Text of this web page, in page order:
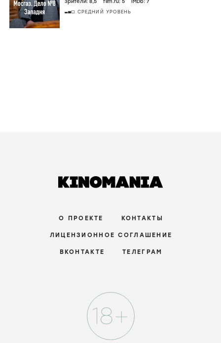
СРЕДНИЙ УРОВЕНЬ
О ПРОЕКТЕ КОНТАКТЫ
ЛИЦЕНЗИОННОЕ СОГЛАШЕНИЕ
ВКОНТАКТЕ ТЕЛЕГРАМ